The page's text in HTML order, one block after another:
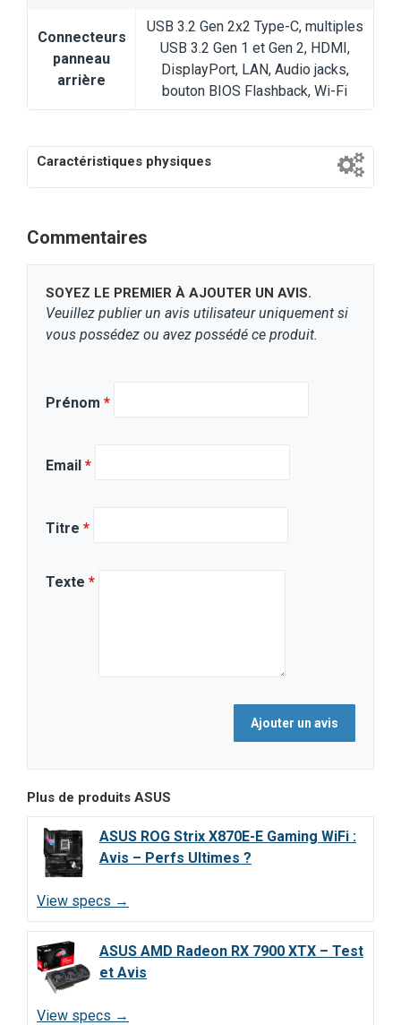
Connecteurs
panneau
arrière
USB 3.2 Gen 2x2 Type-C, multiples
USB 3.2 Gen 1 et Gen 2, HDMI,
DisplayPort, LAN, Audio jacks,
bouton BIOS Flashback, Wi-Fi
Caractéristiques physiques
Commentaires
SOYEZ LE PREMIER À AJOUTER UN AVIS.
Veuillez publier un avis utilisateur uniquement si
vous possédez ou avez possédé ce produit.
Prénom *
Email *
Titre *
Texte *
Plus de produits ASUS
ASUS ROG Strix X870E-E Gaming WiFi :
Avis – Perfs Ultimes ?
View specs →
ASUS AMD Radeon RX 7900 XTX – Test
et Avis
View specs →